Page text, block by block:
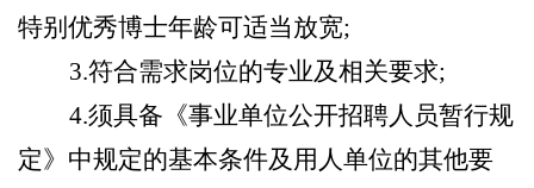
特别优秀博士年龄可适当放宽;
3.符合需求岗位的专业及相关要求;
4.须具备《事业单位公开招聘人员暂行规
定》中规定的基本条件及用人单位的其他要